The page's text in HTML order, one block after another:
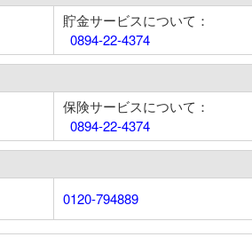
貯金サービスについて：
0894-22-4374
保険サービスについて：
0894-22-4374
0120-794889